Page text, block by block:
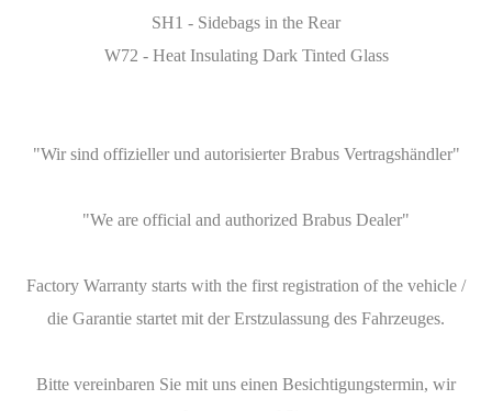
SH1 - Sidebags in the Rear
W72 - Heat Insulating Dark Tinted Glass
"Wir sind offizieller und autorisierter Brabus Vertragshändler"
"We are official and authorized Brabus Dealer"
Factory Warranty starts with the first registration of the vehicle /
die Garantie startet mit der Erstzulassung des Fahrzeuges.
Bitte vereinbaren Sie mit uns einen Besichtigungstermin, wir